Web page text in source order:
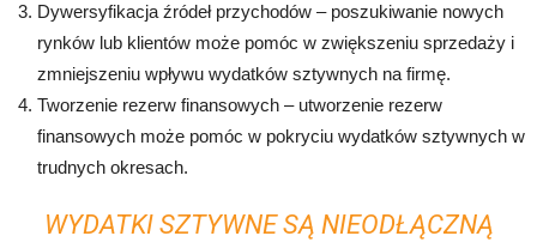
Dywersyfikacja źródeł przychodów – poszukiwanie nowych
rynków lub klientów może pomóc w zwiększeniu sprzedaży i
zmniejszeniu wpływu wydatków sztywnych na firmę.
Tworzenie rezerw finansowych – utworzenie rezerw
finansowych może pomóc w pokryciu wydatków sztywnych w
trudnych okresach.
WYDATKI SZTYWNE SĄ NIEODŁĄCZNĄ